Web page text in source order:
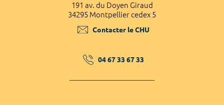
191 av. du Doyen Giraud
34295 Montpellier cedex 5
Contacter le CHU
04 67 33 67 33